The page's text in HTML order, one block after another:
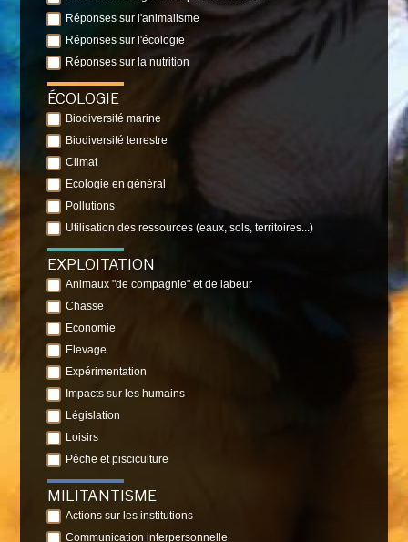
Réponses sur l'animalisme
Réponses sur l'écologie
Réponses sur la nutrition
ÉCOLOGIE
Biodiversité marine
Biodiversité terrestre
Climat
Ecologie en général
Pollutions
Utilisation des ressources (eaux, sols, territoires...)
EXPLOITATION
Animaux "de compagnie" et de labeur
Chasse
Economie
Elevage
Expérimentation
Impacts sur les humains
Législation
Loisirs
Pêche et pisciculture
MILITANTISME
Actions sur les institutions
Communication interpersonnelle